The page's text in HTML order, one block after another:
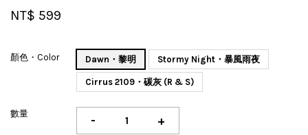
NT$ 599
顏色・Color Dawn・黎明 Stormy Night・暴風雨夜
Cirrus 2109・碳灰 (R & S)
數量 - +